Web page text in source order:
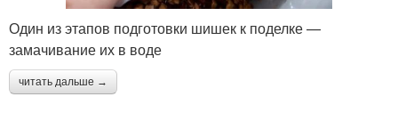
Один из этапов подготовки шишек к поделке —
замачивание их в воде
читать дальше →